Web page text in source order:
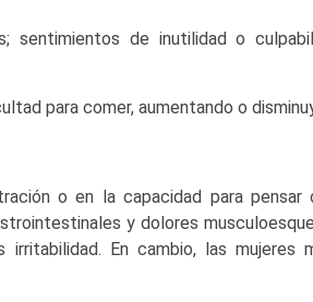
sentimientos de inutilidad o
para comer, aumentando o
o en la capacidad para pensar
y dolores
En cambio, las mujeres